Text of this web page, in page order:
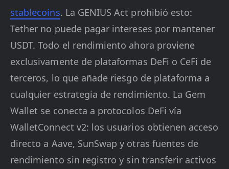
stablecoins. La GENIUS Act prohibió esto:
Tether no puede pagar intereses por mantener
USDT. Todo el rendimiento ahora proviene
exclusivamente de plataformas DeFi o CeFi de
terceros, lo que añade riesgo de plataforma a
cualquier estrategia de rendimiento. La Gem
Wallet se conecta a protocolos DeFi vía
WalletConnect v2: los usuarios obtienen acceso
directo a Aave, SunSwap y otras fuentes de
rendimiento sin registro y sin transferir activos